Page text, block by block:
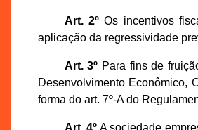
Art. 2º Os incentivos
aplicação da regressividade
Art. 3º Para fins de
Desenvolvimento Econômico,
forma do art. 7º-A do
Art. 4º A sociedade